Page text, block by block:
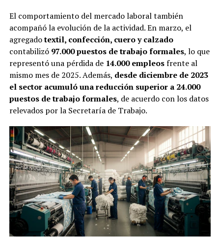
El comportamiento del mercado laboral también
acompañó la evolución de la actividad. En marzo, el
agregadotextil, confección, cuero y calzado
contabilizó 97.000 puestos de trabajo formales, lo que
representó una pérdida de 14.000 empleosfrente al
mismo mes de 2025. Además, desde diciembre de 2023
el sector acumuló una reducción superior a 24.000
puestos de trabajo formales, de acuerdo con los datos
relevados por la Secretaría de Trabajo.